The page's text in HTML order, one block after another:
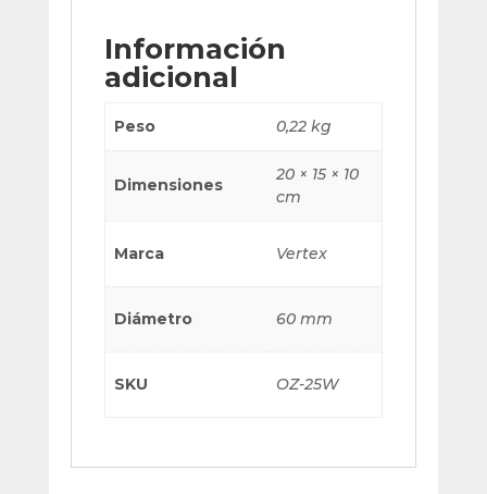
Información
adicional
Peso 0,22 kg
Dimensiones
20 × 15 × 10
cm
Marca Vertex
Diámetro 60 mm
SKU OZ-25W